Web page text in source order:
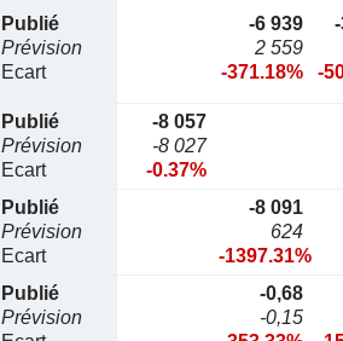
Publié
Prévision
Ecart
-6 939
2 559
-371.18%
-
Publié
Prévision
Ecart
-8 057
-8 027
-0.37%
Publié
Prévision
Ecart
-8 091
624
-1397.31%
Publié
Prévision
-0,68
-0,15